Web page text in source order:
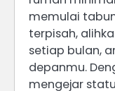
memulai
terpisah,
setiap bulan,
depanmu.
mengejar